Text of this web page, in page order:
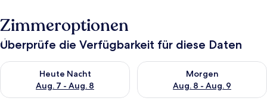
Zimmeroptionen
Überprüfe die Verfügbarkeit für diese Daten
Heute Nacht
Aug. 7 - Aug. 8
Überprüfe die Verfügbarkeit für heute Nacht, Aug. 7 - Aug. 8.
Morgen
Aug. 8 - Aug. 9
Überprüfe die Verfügbarkeit